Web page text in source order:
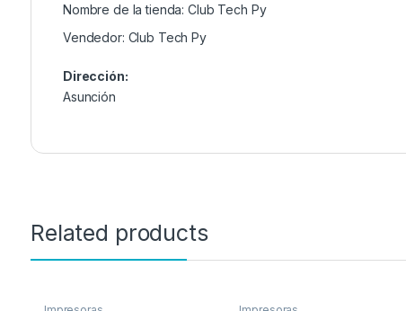
Nombre de la tienda: Club Tech Py
Vendedor: Club Tech Py
Dirección:
Asunción
Related products